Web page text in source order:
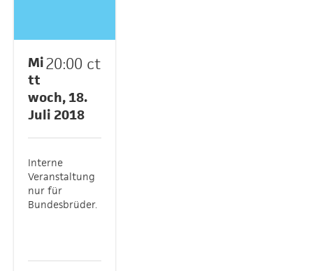
20:00 ct
Mi
tt
woch, 18.
Juli 2018
Interne
Veranstaltung
nur für
Bundesbrüder.